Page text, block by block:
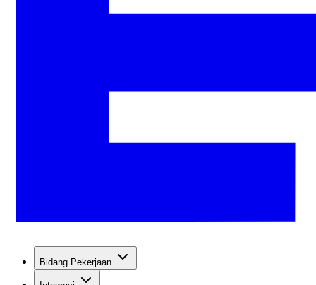
Bidang Pekerjaan